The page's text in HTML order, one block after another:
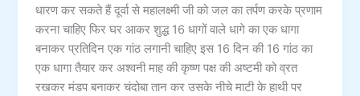
धारण कर सकते हैं दूर्वा से महालक्ष्मी जी को जल का तर्पण करके प्रणाम
करना चाहिए फिर घर आकर शुद्ध 16 धागों वाले धागे का एक धागा
बनाकर प्रतिदिन एक गांठ लगानी चाहिए इस 16 दिन की 16 गांठ का
एक धागा तैयार कर अश्वनी माह की कृष्ण पक्ष की अष्टमी को व्रत
रखकर मंडप बनाकर चंदोबा तान कर उसके नीचे माटी के हाथी पर